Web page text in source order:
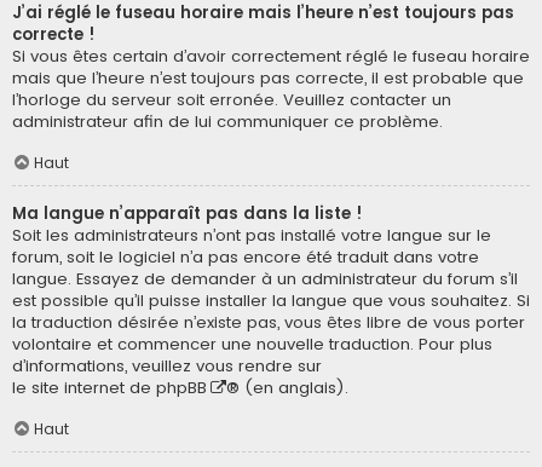
J’ai réglé le fuseau horaire mais l’heure n’est toujours pas
correcte !
Si vous êtes certain d’avoir correctement réglé le fuseau horaire
mais que l’heure n’est toujours pas correcte, il est probable que
l’horloge du serveur soit erronée. Veuillez contacter un
administrateur afin de lui communiquer ce problème.
Haut
Ma langue n’apparaît pas dans la liste !
Soit les administrateurs n’ont pas installé votre langue sur le
forum, soit le logiciel n’a pas encore été traduit dans votre
langue. Essayez de demander à un administrateur du forum s’il
est possible qu’il puisse installer la langue que vous souhaitez. Si
la traduction désirée n’existe pas, vous êtes libre de vous porter
volontaire et commencer une nouvelle traduction. Pour plus
d’informations, veuillez vous rendre sur
le site internet de phpBB
® (en anglais).
Haut